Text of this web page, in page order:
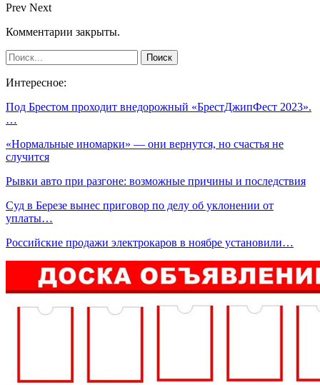
Prev Next
Комментарии закрыты.
Интересное:
Под Брестом проходит внедорожный «БрестДжипФест 2023».
…
«Нормальные иномарки» — они вернутся, но счастья не
случится
Рывки авто при разгоне: возможные причины и последствия
Суд в Березе вынес приговор по делу об уклонении от
уплаты…
Российские продажи электрокаров в ноябре установили…